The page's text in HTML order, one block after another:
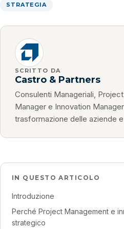
STRATEGIA
SCRITTO DA
Castro & Partners
Consulenti Manageriali,
Manager e Innovation
trasformazione delle aziende
IN QUESTO ARTICOLO
Introduzione
Perché Project Management e
strategico